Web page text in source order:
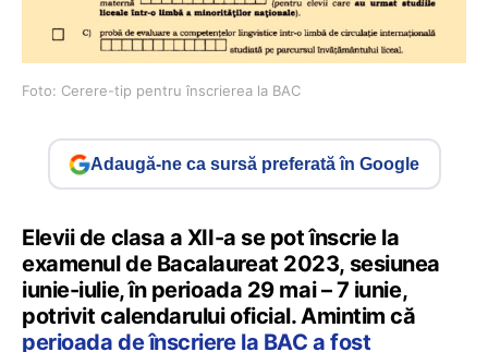
Foto: Cerere-tip pentru înscrierea la BAC
Adaugă-ne ca sursă preferată în Google
Elevii de clasa a XII-a se pot înscrie la
examenul de Bacalaureat 2023, sesiunea
iunie-iulie, în perioada 29 mai – 7 iunie,
potrivit calendarului oficial. Amintim că
perioada de înscriere la BAC a fost